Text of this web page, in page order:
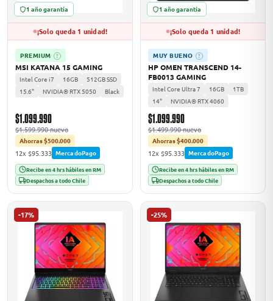
ACER
→
1 año garantía
¡Solo queda 1 unidad!
PREMIUM ?
MSI KATANA 15 GAMING
Intel Core i7 16GB
512GB SSD
15.6"
NVIDIA® RTX 5050 Black
$1.099.990
$1.599.990 nuevo
Ahorras $500.000
12x $95.333 MercadoPago
Recibe en 4 hrs hábiles en RM
Despachos a todo Chile
1 año garantía
¡Solo queda 1 unidad!
MUY BUENO ?
HP OMEN TRANSCEND 14-
FB0013 GAMING
Intel Core Ultra 7 16GB
1TB
14"
NVIDIA® RTX 4060
$1.099.990
$1.499.990 nuevo
Ahorras $400.000
12x $95.333 MercadoPago
Recibe en 4 hrs hábiles en RM
Despachos a todo Chile
-17% -25%